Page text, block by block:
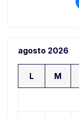
agosto 2026
L M